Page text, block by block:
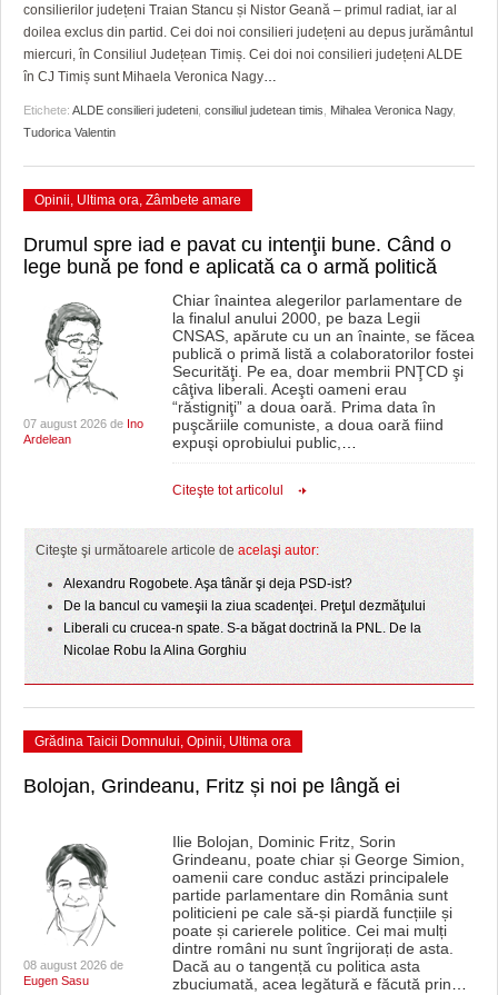
GRĂDINA TAICII DOMNULUI
ZIARISTU’ DE TERASĂ
FINANŢĂRI DE LA A LA Z
PE SURSE
CRONICĂ DE FILM
UNDE MERGEM
CLIPURI VIDEO
JOCURI ONLINE
ACCIDENTE
ANUNŢURI
CULTURA
INVATAMANT
FILME DOCUMENTARE
CLIPURI VIDEO
JOCURI ONLINE
FARMACII DIN TIMIŞOARA
LICEE, ŞCOLI ŞI GRĂDINIŢE DIN TIMIŞ
PRIMĂRIILE DIN TIMIŞ
SFATUL MEDICULUI
SFATURI JURIDICE
consilierilor județeni Traian Stancu și Nistor Geană – primul radiat, iar al
doilea exclus din partid. Cei doi noi consilieri județeni au depus jurământul
miercuri, în Consiliul Județean Timiș. Cei doi noi consilieri județeni ALDE
în CJ Timiș sunt Mihaela Veronica Nagy…
Etichete: ALDE consilieri judeteni consiliul judetean timis Mihalea Veronica Nagy,
Tudorica Valentin
Opinii, Ultima ora, Zâmbete amare
Drumul spre iad e pavat cu intenţii bune. Când o
lege bună pe fond e aplicată ca o armă politică
07 august 2026 de Ino
Ardelean
Chiar înaintea alegerilor parlamentare de
la finalul anului 2000, pe baza Legii
CNSAS, apărute cu un an înainte, se făcea
publică o primă listă a colaboratorilor fostei
Securităţi. Pe ea, doar membrii PNŢCD şi
câţiva liberali. Aceşti oameni erau
“răstigniţi” a doua oară. Prima data în
puşcăriile comuniste, a doua oară fiind
expuşi oprobiului public,…
Citeşte tot articolul
Citeşte şi următoarele articole de acelaşi autor:
Alexandru Rogobete. Aşa tânăr şi deja PSD-ist?
De la bancul cu vameşii la ziua scadenţei. Preţul dezmăţului
Liberali cu crucea-n spate. S-a băgat doctrină la PNL. De la
Nicolae Robu la Alina Gorghiu
Grădina Taicii Domnului, Opinii, Ultima ora
Bolojan, Grindeanu, Fritz și noi pe lângă ei
08 august 2026 de
Eugen Sasu
Ilie Bolojan, Dominic Fritz, Sorin
Grindeanu, poate chiar și George Simion,
oamenii care conduc astăzi principalele
partide parlamentare din România sunt
politicieni pe cale să-și piardă funcțiile și
poate și carierele politice. Cei mai mulți
dintre români nu sunt îngrijorați de asta.
Dacă au o tangență cu politica asta
zbuciumată, acea legătură e făcută prin…